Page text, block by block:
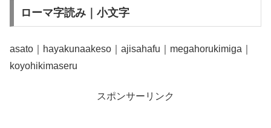
ローマ字読み｜小文字
asato｜hayakunaakeso｜ajisahafu｜megahorukimiga｜
koyohikimaseru
スポンサーリンク